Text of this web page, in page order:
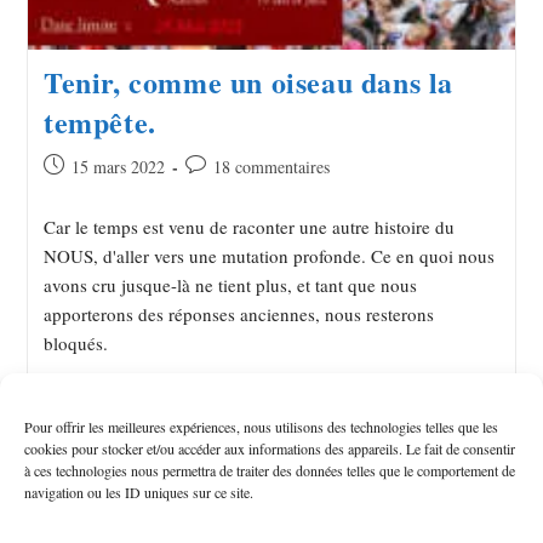
Pour offrir les meilleures expériences, nous utilisons des technologies telles que les
cookies pour stocker et/ou accéder aux informations des appareils. Le fait de consentir
à ces technologies nous permettra de traiter des données telles que le comportement de
navigation ou les ID uniques sur ce site.
Tenir, comme un oiseau dans la
tempête.
15 mars 2022 18 commentaires
Car le temps est venu de raconter une autre histoire du
NOUS, d'aller vers une mutation profonde. Ce en quoi nous
avons cru jusque-là ne tient plus, et tant que nous
apporterons des réponses anciennes, nous resterons
bloqués.